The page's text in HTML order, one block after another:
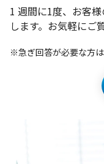
1 週間に1度、お客
します。 お気軽にご
※急ぎ回答が必要な方